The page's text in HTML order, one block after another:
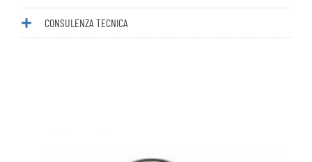
CONSULENZA TECNICA